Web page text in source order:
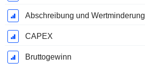
Abschreibung und Wertminderung
CAPEX
Bruttogewinn